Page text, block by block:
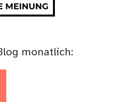
monatlich: